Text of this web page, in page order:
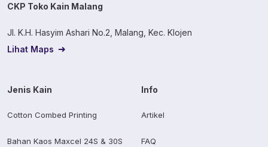
CKP Toko Kain Malang
Jl. K.H. Hasyim Ashari No.2, Malang, Kec. Klojen
Lihat Maps
Jenis Kain
Cotton Combed Printing
Bahan Kaos Maxcel 24S & 30S
Info
Artikel
FAQ